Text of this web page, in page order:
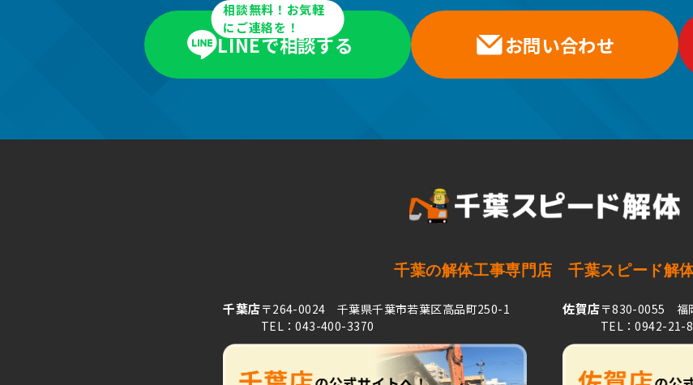
相談無料！お気軽
にご連絡を！
LINEで相談する お問い合わせ
千葉の解体工事専門店千葉スピード解
千葉店〒264-0024 千葉県千葉市若葉区高品町250-1
TEL：043-400-3370
佐賀店〒830-0055 福
TEL：0942-21-